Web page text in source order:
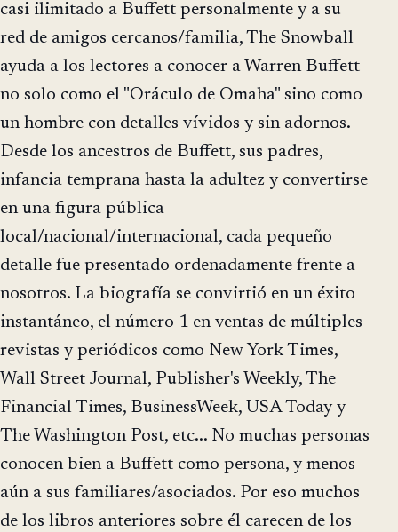
casi ilimitado a Buffett personalmente y a su
red de amigos cercanos/familia, The Snowball
ayuda a los lectores a conocer a Warren Buffett
no solo como el "Oráculo de Omaha" sino como
un hombre con detalles vívidos y sin adornos.
Desde los ancestros de Buffett, sus padres,
infancia temprana hasta la adultez y convertirse
en una figura pública
local/nacional/internacional, cada pequeño
detalle fue presentado ordenadamente frente a
nosotros. La biografía se convirtió en un éxito
instantáneo, el número 1 en ventas de múltiples
revistas y periódicos como New York Times,
Wall Street Journal, Publisher's Weekly, The
Financial Times, BusinessWeek, USA Today y
The Washington Post, etc... No muchas personas
conocen bien a Buffett como persona, y menos
aún a sus familiares/asociados. Por eso muchos
de los libros anteriores sobre él carecen de los